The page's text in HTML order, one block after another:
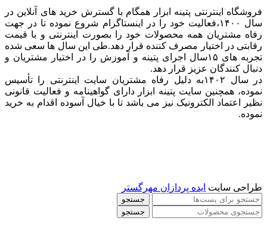
فروشگاه اینترنتی پتینه ابزار همگام با گسترش خرید های آنلاین در
سال ۱۴۰۰،فعالیت خود را در اینستاگرام شروع نموده تا در جهت
رفاه مشتریان همه محصولات خود را بصورت اینترنتی و با قیمت
رقابتی در اختیار مصرف کننده قرار دهد.طی این سال ها سعی شده
تجربه های ۱۵سال اجرای پتینه و آموزش را در اختیار مشتریان و
دنبال کنندگان عزیز قرار دهد.
در سال ۱۴۰۲به دلیل رفاه مشتریان سایت اینترنتی را تأسیس
نموده، همچنین سایت پتینه ابزار دارای گواهینامه و فعالیت قانونی
نظیر اعتماد الکترونیک نیز می باشد تا با خیال آسوده اقدام به خرید
نموده.
طراحی سایت ایده پردازان مهرگستر
جستجو
جستجو